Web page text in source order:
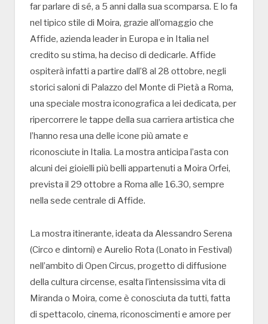
far parlare di sé, a 5 anni dalla sua scomparsa. E lo fa
nel tipico stile di Moira, grazie all’omaggio che
Affide, azienda leader in Europa e in Italia nel
credito su stima, ha deciso di dedicarle. Affide
ospiterà infatti a partire dall’8 al 28 ottobre, negli
storici saloni di Palazzo del Monte di Pietà a Roma,
una speciale mostra iconografica a lei dedicata, per
ripercorrere le tappe della sua carriera artistica che
l’hanno resa una delle icone più amate e
riconosciute in Italia. La mostra anticipa l’asta con
alcuni dei gioielli più belli appartenuti a Moira Orfei,
prevista il 29 ottobre a Roma alle 16.30, sempre
nella sede centrale di Affide.
La mostra itinerante, ideata da Alessandro Serena
(Circo e dintorni) e Aurelio Rota (Lonato in Festival)
nell’ambito di Open Circus, progetto di diffusione
della cultura circense, esalta l’intensissima vita di
Miranda o Moira, come è conosciuta da tutti, fatta
di spettacolo, cinema, riconoscimenti e amore per